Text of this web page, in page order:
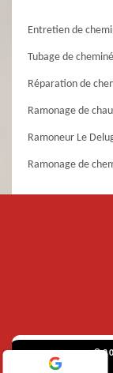
Entretien de
Tubage de
Réparation de
Ramonage de
Ramoneur Le
Ramonage de